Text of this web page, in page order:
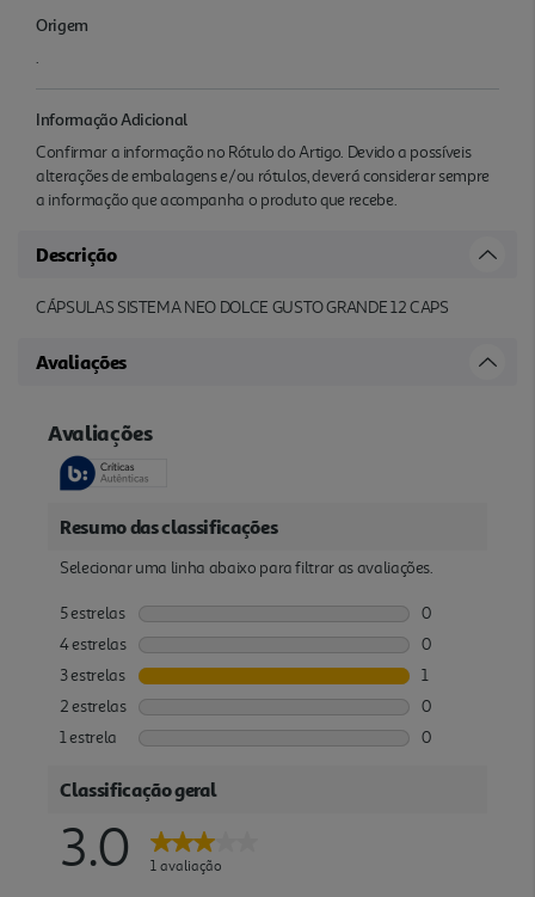
Origem
.
Informação Adicional
Confirmar a informação no Rótulo do Artigo. Devido a possíveis
alterações de embalagens e/ou rótulos, deverá considerar sempre
a informação que acompanha o produto que recebe.
Descrição
CÁPSULAS SISTEMA NEO DOLCE GUSTO GRANDE 12 CAPS
Avaliações